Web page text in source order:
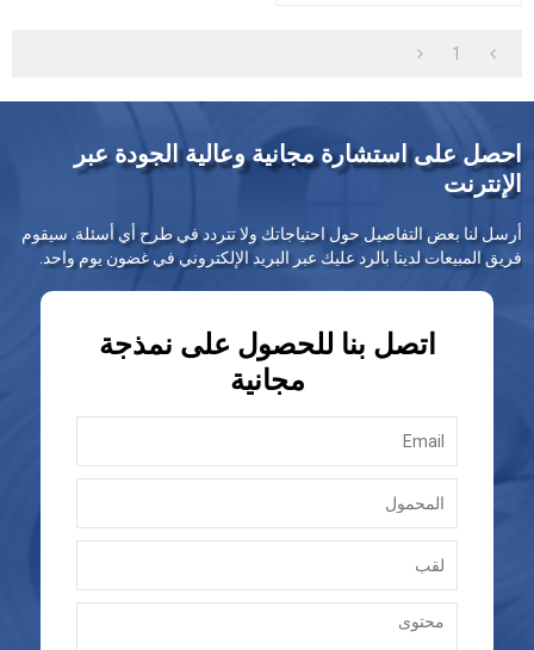
1
احصل على استشارة مجانية وعالية الجودة عبر
الإنترنت
أرسل لنا بعض التفاصيل حول احتياجاتك ولا تتردد في طرح أي أسئلة. سيقوم
فريق المبيعات لدينا بالرد عليك عبر البريد الإلكتروني في غضون يوم واحد.
اتصل بنا للحصول على نمذجة
مجانية